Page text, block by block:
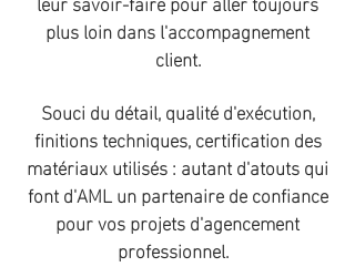
plus loin dans l'accompagnement
client.
Souci du détail, qualité d'exécution,
finitions techniques, certification des
matériaux utilisés : autant d'atouts qui
font d'AML un partenaire de confiance
pour vos projets d'agencement
professionnel.